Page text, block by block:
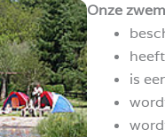
Onze
is